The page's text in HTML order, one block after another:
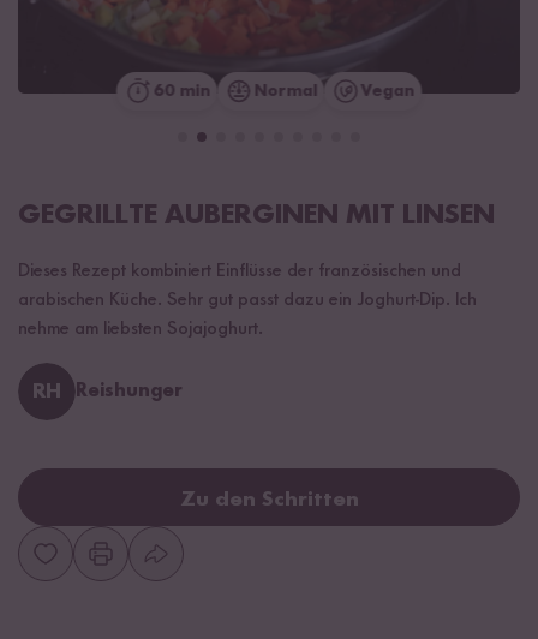
60 min Normal Vegan
GEGRILLTE AUBERGINEN MIT LINSEN
Dieses Rezept kombiniert Einflüsse der französischen und
arabischen Küche. Sehr gut passt dazu ein Joghurt-Dip. Ich
nehme am liebsten Sojajoghurt.
RH Reishunger
Zu den Schritten